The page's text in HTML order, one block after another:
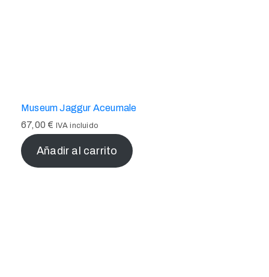
Museum Jaggur Aceumale
67,00 € IVA incluido
Añadir al carrito